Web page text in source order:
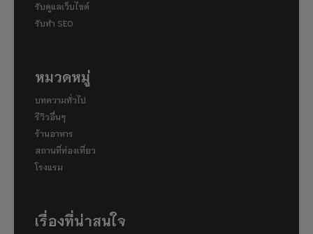
รับดูแลเว็บไซต์
รับทำ SEO
หมวดหมู่
บทความทั่วไป
รีวิวอื่นๆ
ร้านอาหาร
สถานที่ท่องเที่ยว
โรงแรม
เรื่องที่น่าสนใจ